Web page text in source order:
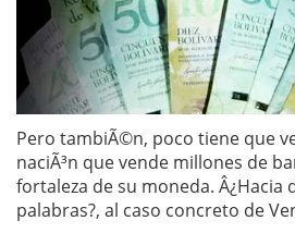
Pero tambiÃ©n, poco tiene que
naciÃ³n que vende millones de
fortaleza de su moneda. Â¿Hacia
palabras?, al caso concreto de